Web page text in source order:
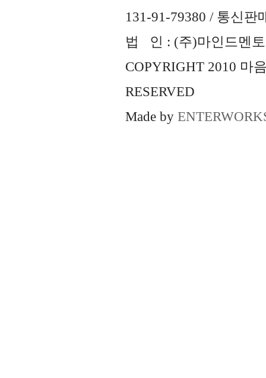
131-91-79380 / 통신판
법 인 : (주)마인드멘토
COPYRIGHT 2010 마
RESERVED
Made by